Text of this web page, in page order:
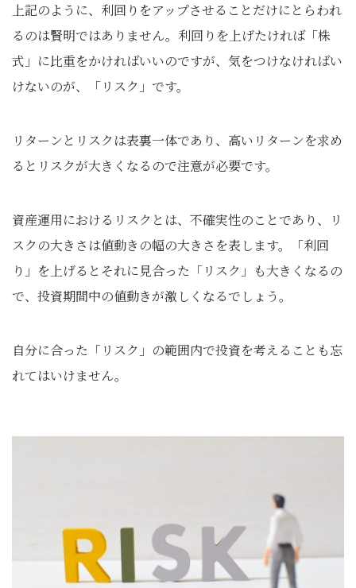
上記のように、利回りをアップさせることだけにとらわれ
るのは賢明ではありません。利回りを上げたければ「株
式」に比重をかければいいのですが、気をつけなければい
けないのが、「リスク」です。
リターンとリスクは表裏一体であり、高いリターンを求め
るとリスクが大きくなるので注意が必要です。
資産運用におけるリスクとは、不確実性のことであり、リ
スクの大きさは値動きの幅の大きさを表します。「利回
り」を上げるとそれに見合った「リスク」も大きくなるの
で、投資期間中の値動きが激しくなるでしょう。
自分に合った「リスク」の範囲内で投資を考えることも忘
れてはいけません。